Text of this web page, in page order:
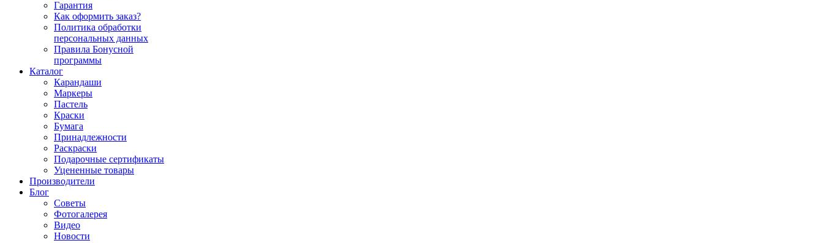
Гарантия
Как оформить заказ?
Политика обработки
персональных данных
Правила Бонусной
программы
Каталог
Карандаши
Маркеры
Пастель
Краски
Бумага
Принадлежности
Раскраски
Подарочные сертификаты
Уцененные товары
Производители
Блог
Советы
Фотогалерея
Видео
Новости